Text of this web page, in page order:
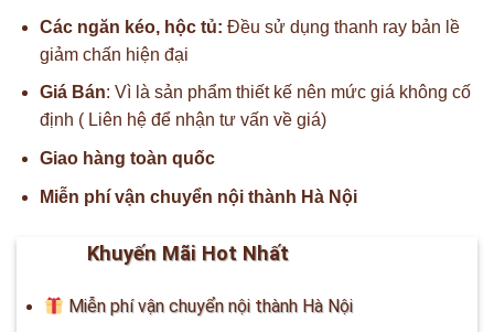
Các ngăn kéo, hộc tủ: Đều sử dụng thanh ray bản lề
giảm chấn hiện đại
Giá Bán: Vì là sản phẩm thiết kế nên mức giá không cố
định ( Liên hệ để nhận tư vấn về giá)
Giao hàng toàn quốc
Miễn phí vận chuyển nội thành Hà Nội
Khuyến Mãi Hot Nhất
Miễn phí vận chuyển nội thành Hà Nội